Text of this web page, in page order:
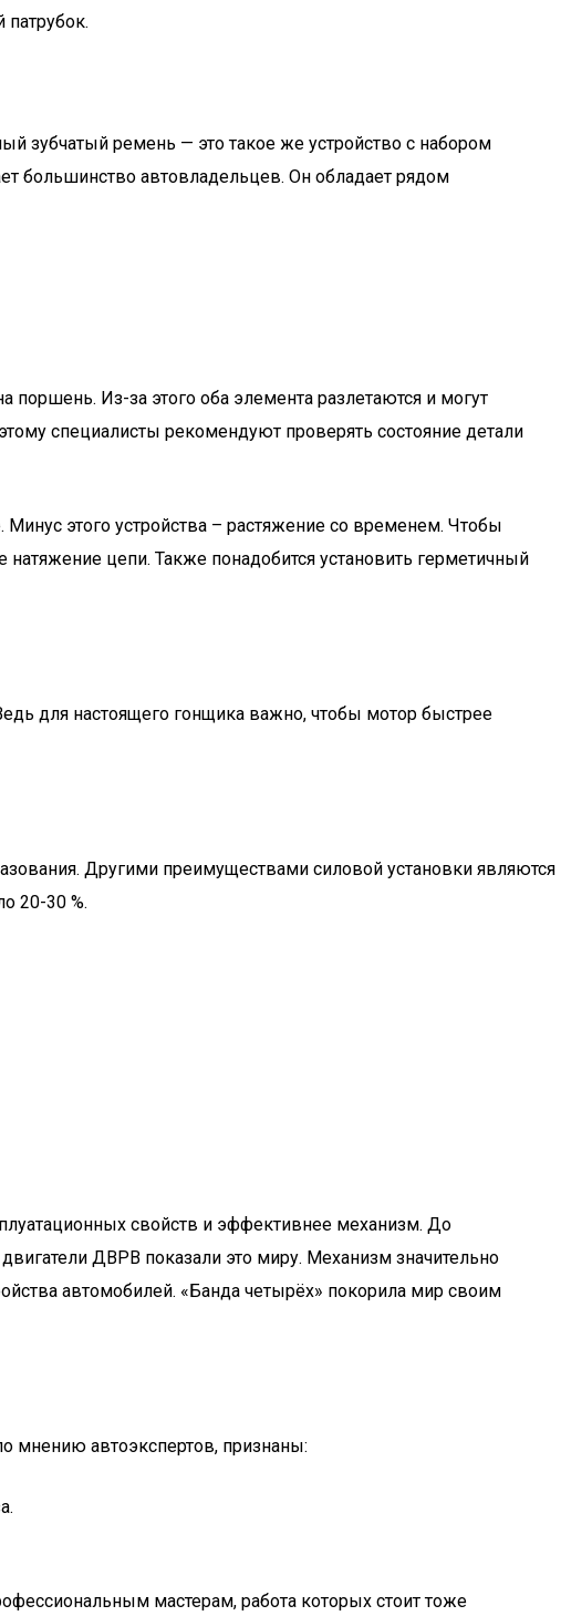
зубчатый ремень — это такое же устройство с набором
большинство автовладельцев. Он обладает рядом
Из-за этого оба элемента разлетаются и могут
специалисты рекомендуют проверять состояние детали
этого устройства – растяжение со временем. Чтобы
цепи. Также понадобится установить герметичный
для настоящего гонщика важно, чтобы мотор быстрее
Другими преимуществами силовой установки являются
20-30 %.
свойств и эффективнее механизм. До
ДВРВ показали это миру. Механизм значительно
автомобилей. «Банда четырёх» покорила мир своим
мнению автоэкспертов, признаны:
мастерам, работа которых стоит тоже